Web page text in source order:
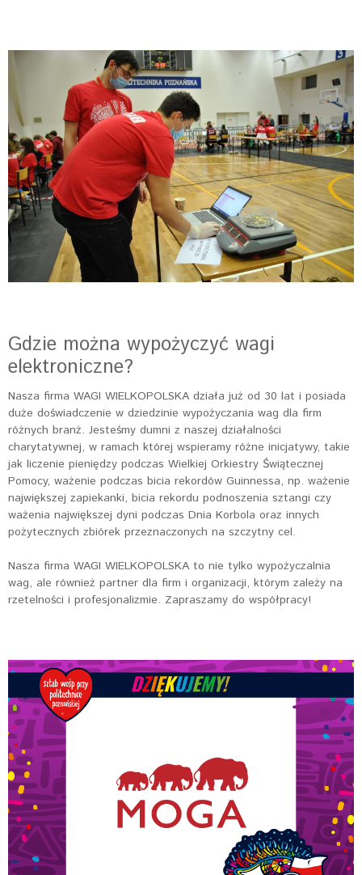
Gdzie można wypożyczyć wagi
elektroniczne?
Nasza firma WAGI WIELKOPOLSKA działa już od 30 lat i posiada
duże doświadczenie w dziedzinie wypożyczania wag dla firm
różnych branż. Jesteśmy dumni z naszej działalności
charytatywnej, w ramach której wspieramy różne inicjatywy, takie
jak liczenie pieniędzy podczas Wielkiej Orkiestry Świątecznej
Pomocy, ważenie podczas bicia rekordów Guinnessa, np. ważenie
największej zapiekanki, bicia rekordu podnoszenia sztangi czy
ważenia największej dyni podczas Dnia Korbola oraz innych
pożytecznych zbiórek przeznaczonych na szczytny cel.
Nasza firma WAGI WIELKOPOLSKA to nie tylko wypożyczalnia
wag, ale również partner dla firm i organizacji, którym zależy na
rzetelności i profesjonalizmie. Zapraszamy do współpracy!